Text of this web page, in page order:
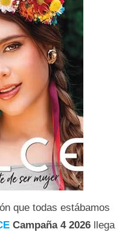
que todas estábamos
Campaña 4 2026 llega